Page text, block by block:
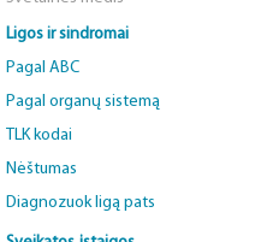
Ligos ir sindromai
Pagal ABC
Pagal organų sistemą
TLK kodai
Nėštumas
Diagnozuok ligą pats